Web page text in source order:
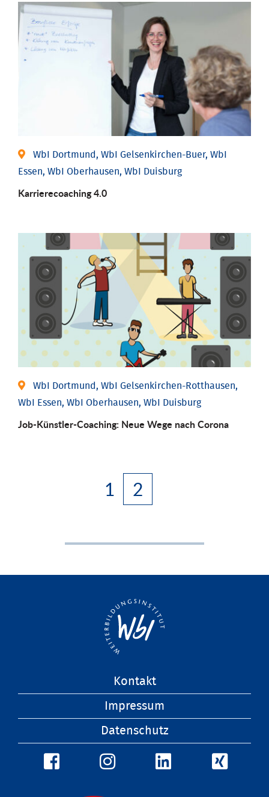
WbI Dortmund, WbI Gelsenkirchen-Buer, WbI
Essen, WbI Oberhausen, WbI Duisburg
Karriere­coaching 4.0
WbI Dortmund, WbI Gelsenkirchen-Rotthausen,
WbI Essen, WbI Oberhausen, WbI Duisburg
Job-Künstler-Coaching: Neue Wege nach Corona
1 2
Kontakt
Impressum
Datenschutz